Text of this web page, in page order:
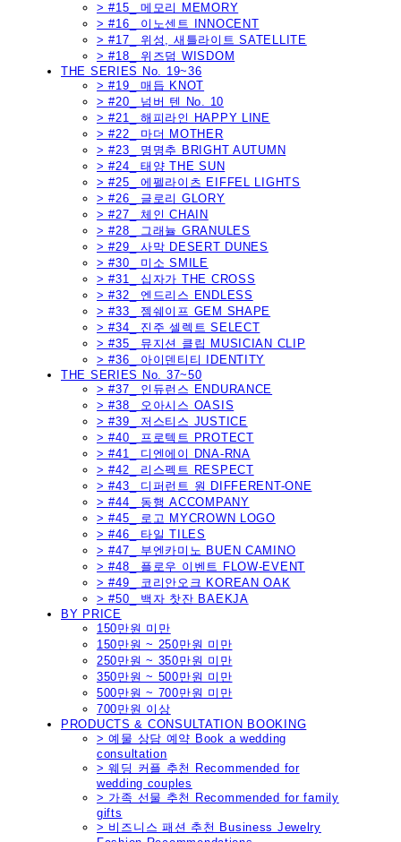
> #15_ 메모리 MEMORY
> #16_ 이노센트 INNOCENT
> #17_ 위성, 새틀라이트 SATELLITE
> #18_ 위즈덤 WISDOM
THE SERIES No. 19~36
> #19_ 매듭 KNOT
> #20_ 넘버 텐 No. 10
> #21_ 해피라인 HAPPY LINE
> #22_ 마더 MOTHER
> #23_ 명명추 BRIGHT AUTUMN
> #24_ 태양 THE SUN
> #25_ 에펠라이츠 EIFFEL LIGHTS
> #26_ 글로리 GLORY
> #27_ 체인 CHAIN
> #28_ 그래뉼 GRANULES
> #29_ 사막 DESERT DUNES
> #30_ 미소 SMILE
> #31_ 십자가 THE CROSS
> #32_ 엔드리스 ENDLESS
> #33_ 젬쉐이프 GEM SHAPE
> #34_ 진주 셀렉트 SELECT
> #35_ 뮤지션 클립 MUSICIAN CLIP
> #36_ 아이덴티티 IDENTITY
THE SERIES No. 37~50
> #37_ 인듀런스 ENDURANCE
> #38_ 오아시스 OASIS
> #39_ 저스티스 JUSTICE
> #40_ 프로텍트 PROTECT
> #41_ 디엔에이 DNA-RNA
> #42_ 리스펙트 RESPECT
> #43_ 디퍼런트 원 DIFFERENT-ONE
> #44_ 동행 ACCOMPANY
> #45_ 로고 MYCROWN LOGO
> #46_ 타일 TILES
> #47_ 부엔카미노 BUEN CAMINO
> #48_ 플로우 이벤트 FLOW-EVENT
> #49_ 코리안오크 KOREAN OAK
> #50_ 백자 찻잔 BAEKJA
BY PRICE
150만원 미만
150만원 ~ 250만원 미만
250만원 ~ 350만원 미만
350만원 ~ 500만원 미만
500만원 ~ 700만원 미만
700만원 이상
PRODUCTS & CONSULTATION BOOKING
> 예물 상담 예약 Book a wedding
consultation
> 웨딩 커플 추천 Recommended for
wedding couples
> 가족 선물 추천 Recommended for family
gifts
> 비즈니스 패션 추천 Business Jewelry